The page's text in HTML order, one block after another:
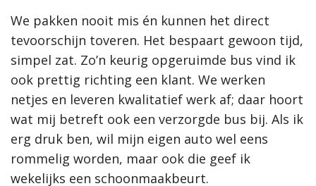
We pakken nooit mis én kunnen het direct
tevoorschijn toveren. Het bespaart gewoon tijd,
simpel zat. Zo’n keurig opgeruimde bus vind ik
ook prettig richting een klant. We werken
netjes en leveren kwalitatief werk af; daar hoort
wat mij betreft ook een verzorgde bus bij. Als ik
erg druk ben, wil mijn eigen auto wel eens
rommelig worden, maar ook die geef ik
wekelijks een schoonmaakbeurt.